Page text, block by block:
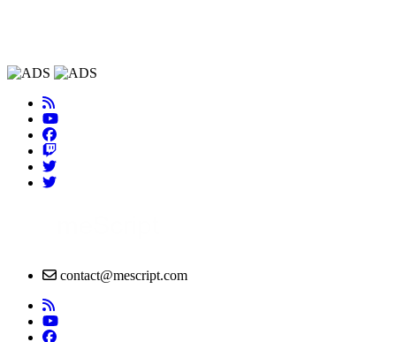
contact@mescript.com